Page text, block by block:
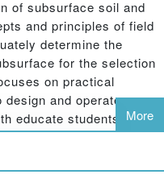
of subsurface soil and
and principles of field
determine the
for the selection
on practical
and operate
educate students and
in the field.
investigating and
More